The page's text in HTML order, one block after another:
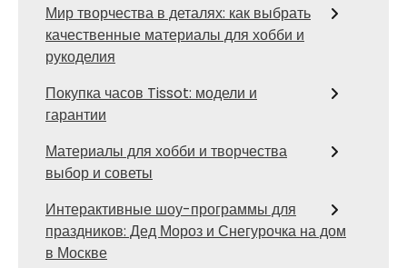
Мир творчества в деталях: как выбрать
качественные материалы для хобби и
рукоделия
Покупка часов Tissot: модели и
гарантии
Материалы для хобби и творчества
выбор и советы
Интерактивные шоу-программы для
праздников: Дед Мороз и Снегурочка на дом
в Москве